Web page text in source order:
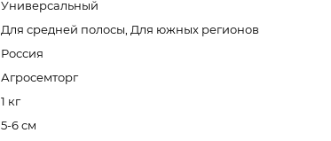
Универсальный
Для средней полосы, Для южных регионов
Россия
Агросемторг
1 кг
5-6 см